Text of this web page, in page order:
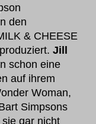
den
& CHEESE
produziert.Jill
schon eine
auf ihrem
Woman,
Simpsons
gar nicht